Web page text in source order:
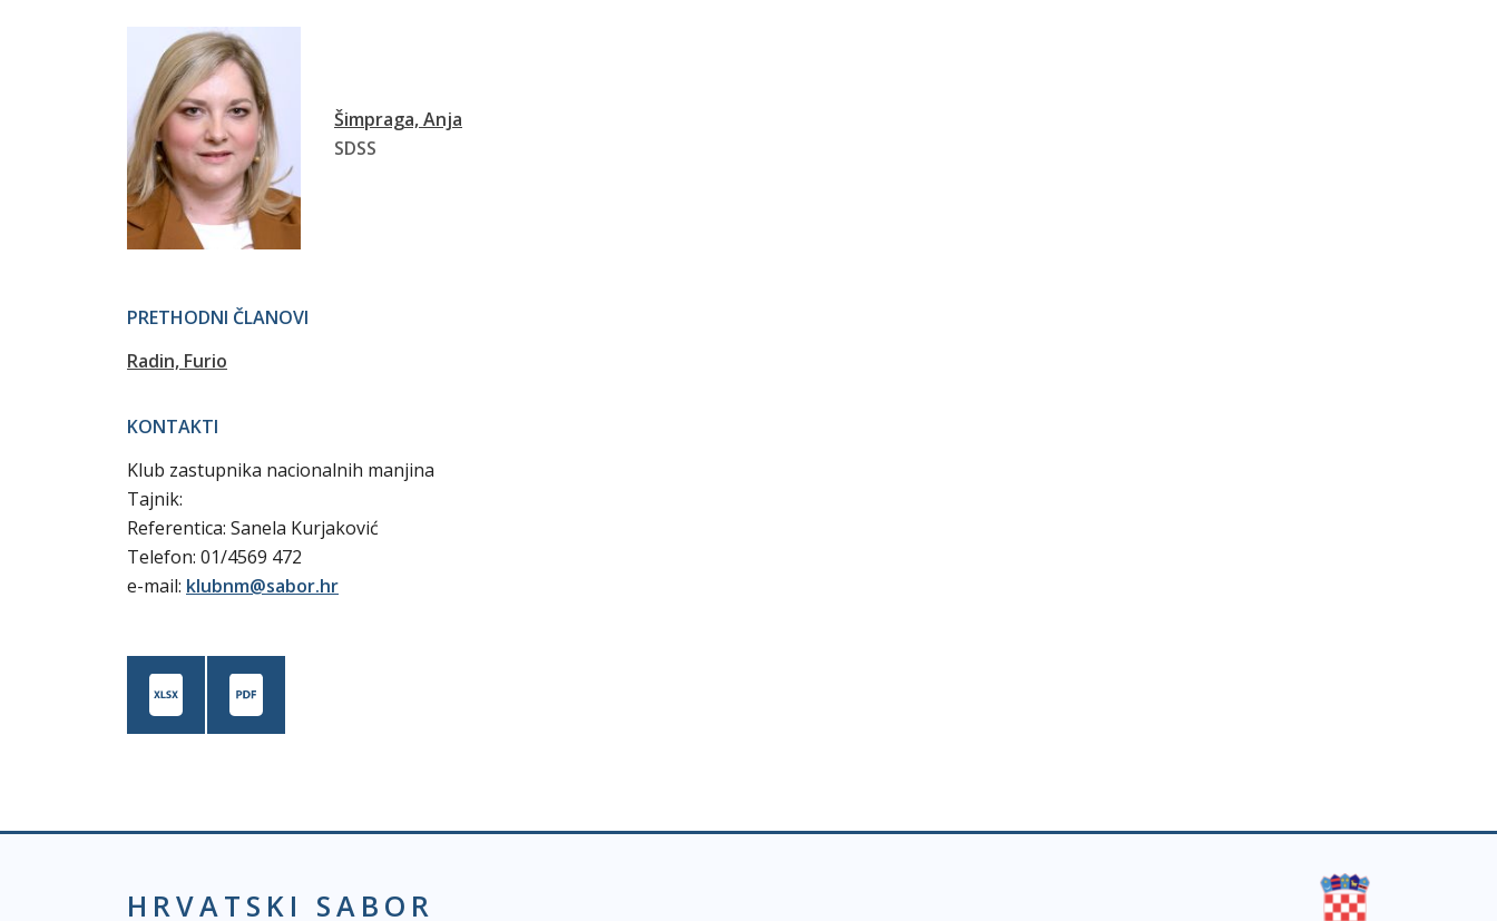
Šimpraga, Anja
SDSS
PRETHODNI ČLANOVI
Radin, Furio
KONTAKTI
Klub zastupnika nacionalnih manjina
Tajnik:
Referentica: Sanela Kurjaković
Telefon: 01/4569 472
e-mail: klubnm@sabor.hr
HRVATSKI SABOR